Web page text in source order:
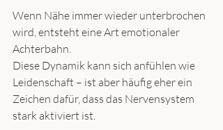
Wenn Nähe immer wieder unterbrochen
wird, entsteht eine Art emotionaler
Achterbahn.
Diese Dynamik kann sich anfühlen wie
Leidenschaft – ist aber häufig eher ein
Zeichen dafür, dass das Nervensystem
stark aktiviert ist.